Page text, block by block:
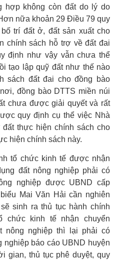
hợp không còn đất do lý do
nữa khoản 29 Điều 79 quy
trí đất ở, đất sản xuất cho
chính sách hỗ trợ về đất đai
định như vậy vẫn chưa thể
tạo lập quỹ đất như thế nào
sách đất đai cho đồng bào
đồng bào DTTS miền núi
chưa được giải quyết và rất
quy định cụ thể việc Nhà
thực hiện chính sách cho
hiện chính sách này.
tổ chức kinh tế được nhận
đất nông nghiệp phải có
nghiệp được UBND cấp
Mai Văn Hải cần nghiên
sinh ra thủ tục hành chính
chức kinh tế nhận chuyển
nông nghiệp thì lại phải có
báo cáo UBND huyện
gian, thủ tục phê duyệt, quy